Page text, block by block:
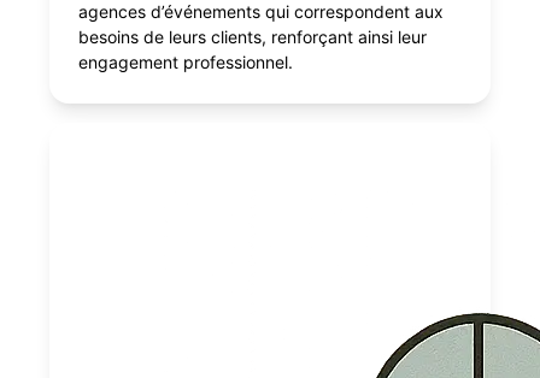
agences d’événements qui correspondent aux
besoins de leurs clients, renforçant ainsi leur
engagement professionnel.